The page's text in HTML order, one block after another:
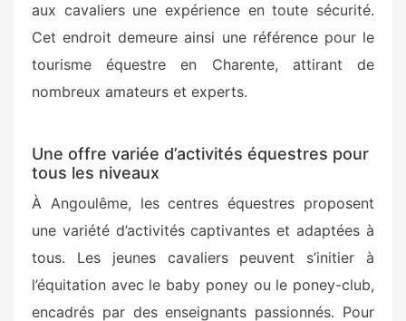
aux cavaliers une expérience en toute sécurité.
Cet endroit demeure ainsi une référence pour le
tourisme équestre en Charente, attirant de
nombreux amateurs et experts.
Une offre variée d’activités équestres pour
tous les niveaux
À Angoulême, les centres équestres proposent
une variété d’activités captivantes et adaptées à
tous. Les jeunes cavaliers peuvent s’initier à
l’équitation avec le baby poney ou le poney-club,
encadrés par des enseignants passionnés. Pour